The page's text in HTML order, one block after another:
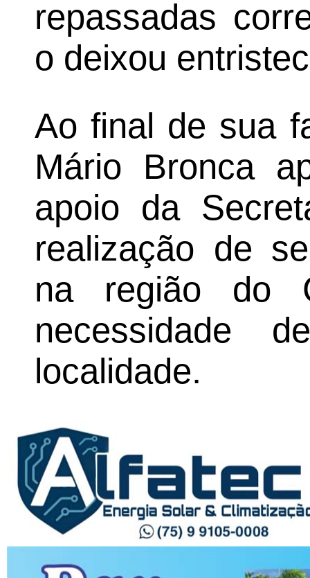
repassadas
o deixou
Ao final de sua
Mário Bronca
apoio da
realização de
na região do
necessidade
localidade.